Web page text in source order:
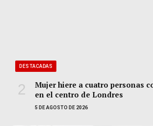
DESTACADAS
Mujer hiere a cuatro personas
en el centro de Londres
5 DE AGOSTO DE 2026